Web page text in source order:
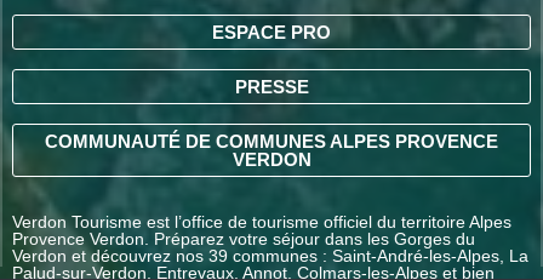
ESPACE PRO
PRESSE
COMMUNAUTÉ DE COMMUNES ALPES PROVENCE
VERDON
Verdon Tourisme est l’office de tourisme officiel du territoire Alpes
Provence Verdon. Préparez votre séjour dans les Gorges du
Verdon et découvrez nos 39 communes : Saint-André-les-Alpes, La
Palud-sur-Verdon, Entrevaux, Annot, Colmars-les-Alpes et bien